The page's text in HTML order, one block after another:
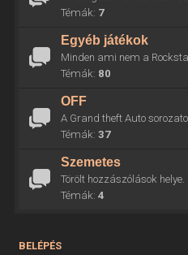
Témák: 7
Egyéb játékok
Minden ami nem a
Témák: 80
OFF
A Grand theft Auto
Témák: 37
Szemetes
Törölt hozzászólások helye.
Témák: 4
BELÉPÉS